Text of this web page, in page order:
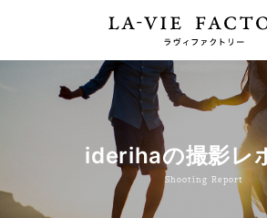
Shooting Report
iderihaの撮影レ